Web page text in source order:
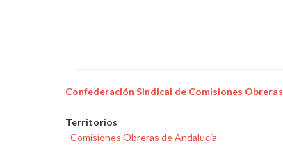
Confederación Sindical de Comisiones Obreras
Territorios
Comisiones Obreras de Andalucía